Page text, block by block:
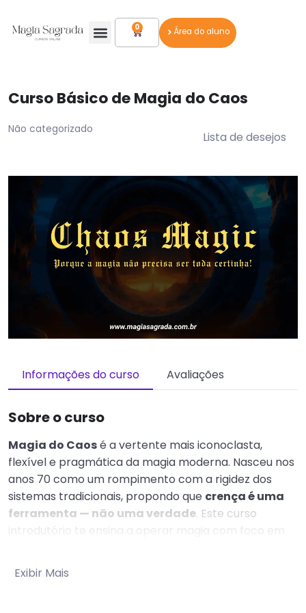
0 Área do aluno
Curso Básico de Magia do Caos
Não categorizado
Lista de desejos
Informações do curso Avaliações
Sobre o curso
Magia do Caosé a vertente mais iconoclasta,
flexível e pragmática da magia moderna. Nasceu nos
anos 70 como um rompimento com a rigidez dos
sistemas tradicionais, propondo que crença é uma
ferramenta — não uma verdade. Este curso
introdutório te ensina a operar magia com foco em
estados alterados de consciência, sem precisar de
mitologia fixa, robe cerimonial ou altar de mogno.
Exibir Mais